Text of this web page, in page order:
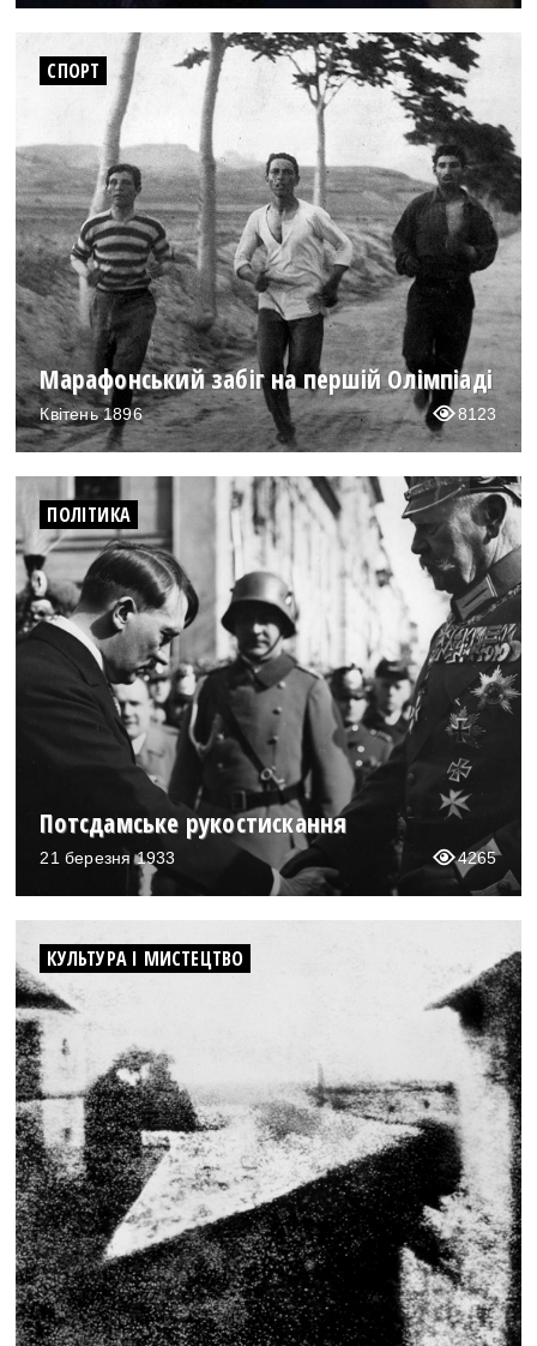
СПОРТ
Марафонський забіг на першій Олімпіаді
Квітень 1896 8123
ПОЛІТИКА
Потсдамське рукостискання
21 березня 1933 4265
КУЛЬТУРА І МИСТЕЦТВО